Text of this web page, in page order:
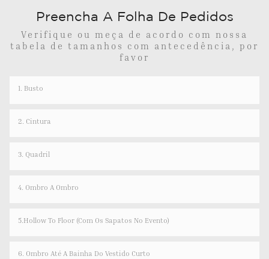
Preencha A Folha De Pedidos
Verifique ou meça de acordo com nossa
tabela de tamanhos com antecedência, por
favor
1. Busto
2. Cintura
3. Quadril
4. Ombro A Ombro
5.Hollow To Floor (com Os Sapatos No Evento)
6. Ombro Até A Bainha Do Vestido Curto